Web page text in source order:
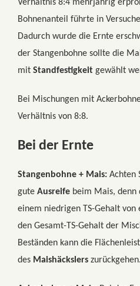
Verhältnis 8:4 mehrjährig
Bohnenanteil führte in
Dadurch wurde die Ernte
der Stangenbohne sollte die
mit Standfestigkeit gewählt
Bei Mischungen mit
Verhältnis von 8:8.
Bei der Ernte
Stangenbohne + Mais: Achten
gute Ausreife beim Mais, denn
einem niedrigen TS-Gehalt
den Gesamt-TS-Gehalt der
Beständen kann die
des Maishäckslers zurückgehen.